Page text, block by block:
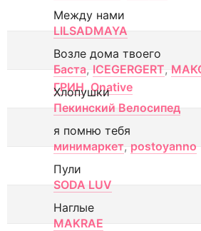
Между нами
LILSADMAYA
Возле дома твоего
Баста, ICEGERGERT,
ГРИН, Onative
Хлопушки
Пекинский Велосипед
я помню тебя
минимаркет, postoyanno
Пули
SODA LUV
Наглые
MAKRAE